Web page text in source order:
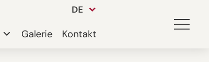
DE
Galerie Kontakt